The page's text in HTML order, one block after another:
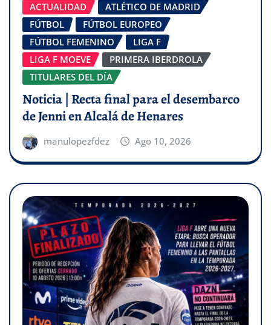
ACTUALIDAD
ATLÉTICO DE MADRID
FÚTBOL
FÚTBOL EUROPEO
FÚTBOL FEMENINO
LIGA F
LIGA F MOEVE
PRIMERA IBERDROLA
TITULARES DEL DÍA
Noticia | Recta final para el desembarco
de Jenni en Alcalá de Henares
manulopezfdez Ago 10, 2026